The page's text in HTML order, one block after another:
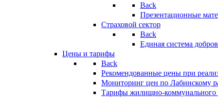
Back
Презентационные
Страховой сектор
Back
Единая система
Цены и тарифы
Back
Рекомендованные цены при
Мониторинг цен по Лабинскому
Тарифы жилищно-коммунального